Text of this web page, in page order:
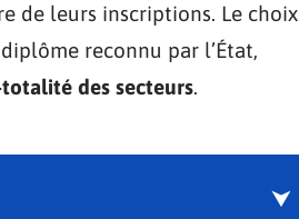
de leurs inscriptions. Le choix
reconnu par l’État,
des secteurs.